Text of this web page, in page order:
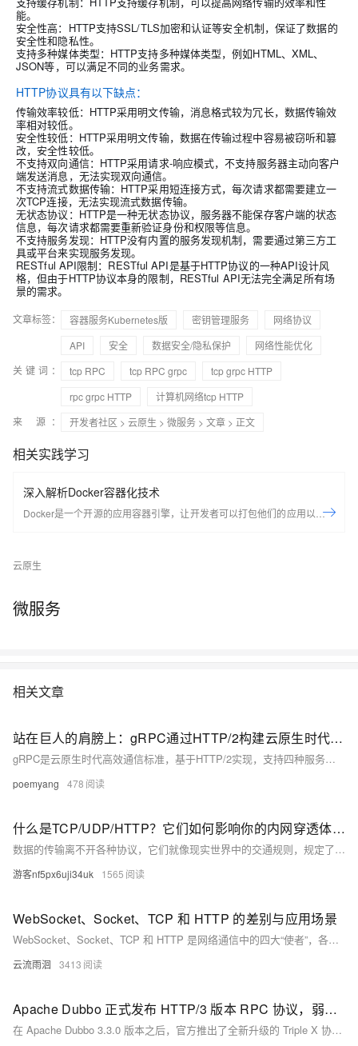
能。
安全性高：HTTP支持SSL/TLS加密和认证等安全机制，保证了数据的
安全性和隐私性。
支持多种媒体类型：HTTP支持多种媒体类型，例如HTML、XML、
JSON等，可以满足不同的业务需求。
HTTP协议具有以下缺点：
传输效率较低：HTTP采用明文传输，消息格式较为冗长，数据传输效
率相对较低。
安全性较低：HTTP采用明文传输，数据在传输过程中容易被窃听和篡
改，安全性较低。
不支持双向通信：HTTP采用请求-响应模式，不支持服务器主动向客户
端发送消息，无法实现双向通信。
不支持流式数据传输：HTTP采用短连接方式，每次请求都需要建立一
次TCP连接，无法实现流式数据传输。
无状态协议：HTTP是一种无状态协议，服务器不能保存客户端的状态
信息，每次请求都需要重新验证身份和权限等信息。
不支持服务发现：HTTP没有内置的服务发现机制，需要通过第三方工
具或平台来实现服务发现。
RESTful API限制：RESTful API是基于HTTP协议的一种API设计风
格，但由于HTTP协议本身的限制，RESTful API无法完全满足所有场
景的需求。
文章标签： 容器服务Kubernetes版 密钥管理服务
网络协议
API
安全 数据安全/隐私保护
网络性能优化
关键词：
tcp RPC tcp RPC grpc
tcp grpc HTTP
rpc grpc HTTP
计算机网络tcp HTTP
来 源：
开发者社区 > 云原生 > 微服务 > 文章 > 正文
相关实践学习
深入解析Docker容器化技术
Docker是一个开源的应用容器引擎，让开发者可以打包他们的应用以及依
Docker是世界领先的软件容器平台。开发人员利用Docker可以消除协作编
容器中并行运行和管理应用，获得更好的计算密度。企业利用Docker可以
构建敏捷的软件交付管道，以更快的速度、更高的安全性和可靠的信誉为
里云产品：容器服务 ACK 容器服务 Kubernetes 版（简称 ACK）提供高
用运行环境。 了解产品详情: https://www.aliyun.com/product/kubernetes
云原生
微服务
相关文章
站在巨人的肩膀上：gRPC通过HTTP/2构建云原生时代的通信标准
gRPC是云原生时代高效通信标准，基于HTTP/2实现，支持四种服务方法。通过.proto文件定义接口，生成多语言Stub，实现跨语言调用。其请求响应结构清晰，结合Headers、Data帧与Trailers，保障高性能与可扩展性，广泛应用于微服务架构中。
poemyang 478
什么是TCP/UDP/HTTP？它们如何影响你的内网穿透体验？
数据的传输离不开各种协议，它们就像现实世界中的交通规则，规定了数据如何打包、寻址、传输和接收。对于使用内网穿透的用户来说，理解TCP、UDP和HTTP这些基础协议的特点，能帮助你更好地理解其性能表现，并选择最适合的配置方案。
游客nf5px6uji34uk 1565
WebSocket、Socket、TCP 和 HTTP 的差别与应用场景
WebSocket、Socket、TCP 和 HTTP 是网络通信中的四大“使者”，各具特色：HTTP 适合短时请求，TCP 稳定可靠，Socket 灵活定制，WebSocket 实现实时双向通信。本文用通俗语言解析它们的区别与应用场景，助你为项目选择最合适的通信方式。
云流雨洄 3413
Apache Dubbo 正式发布 HTTP/3 版本 RPC 协议，弱网效率提升 6 倍
在 Apache Dubbo 3.3.0 版本之后，官方推出了全新升级的 Triple X 协议，全面支持 HTTP/1、HTTP/2 和 HTTP/3 协议。本文将围绕 Triple 协议对 HTTP/3 的支持进行详细阐述，包括其设计目标、实际应用案例、性能测试结果以及源码架构分析等内容。